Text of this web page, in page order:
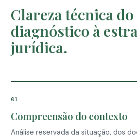
Clareza técnica
diagnóstico à
jurídica.
01
Compreensão do contexto
Análise reservada da situação, dos